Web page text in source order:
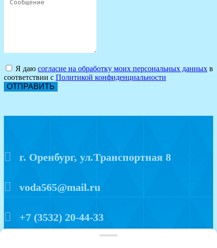
Я даю согласие на обработку моих персональных данных в
соответствии с Политикой конфиденциальности
ОТПРАВИТЬ
г. Оренбург, ул.Транспортная 8
voda565@mail.ru
+7 (3532) 20-44-33